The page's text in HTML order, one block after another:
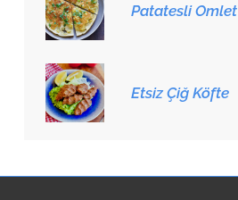
Patatesli Omlet
Etsiz Çiğ Köfte